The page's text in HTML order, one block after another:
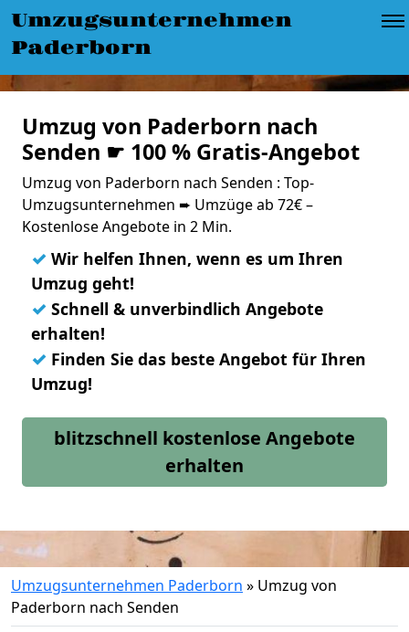
Umzugsunternehmen
Paderborn
Umzug von Paderborn nach
Senden ☛ 100 % Gratis-Angebot
Umzug von Paderborn nach Senden : Top-
Umzugsunternehmen ➨ Umzüge ab 72€ –
Kostenlose Angebote in 2 Min.
✓ Wir helfen Ihnen, wenn es um Ihren
Umzug geht!
✓ Schnell & unverbindlich Angebote
erhalten!
✓ Finden Sie das beste Angebot für Ihren
Umzug!
blitzschnell kostenlose Angebote
erhalten
Umzugsunternehmen Paderborn » Umzug von
Paderborn nach Senden